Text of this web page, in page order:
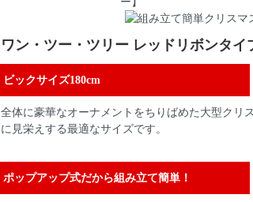
ワン・ツー・ツリー レッドリボンタイ
ビックサイズ180cm
全体に豪華なオーナメントをちりばめた大型クリ
に見栄えする最適なサイズです。
ポップアップ式だから組み立て簡単！